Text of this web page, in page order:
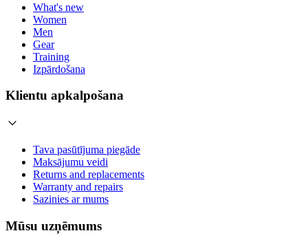
What's new
Women
Men
Gear
Training
Izpārdošana
Klientu apkalpošana
Tava pasūtījuma piegāde
Maksājumu veidi
Returns and replacements
Warranty and repairs
Sazinies ar mums
Mūsu uzņēmums